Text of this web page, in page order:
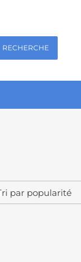
RECHERCHE